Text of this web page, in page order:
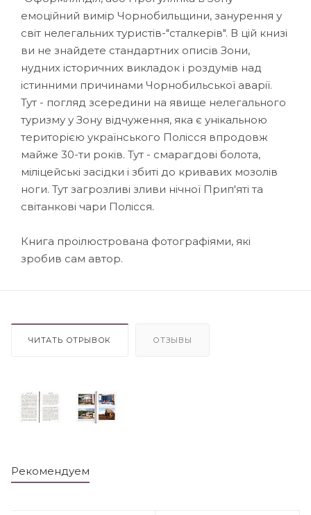
емоційний вимір Чорнобильщини, занурення у
світ нелегальних туристів-"сталкерів". В цій книзі
ви не знайдете стандартних описів Зони,
нудних історичних викладок і роздумів над
істинними причинами Чорнобильської аварії.
Тут - погляд зсередини на явище нелегального
туризму у Зону відчуження, яка є унікальною
територією українського Полісся впродовж
майже 30-ти років. Тут - смарагдові болота,
міліцейські засідки і збиті до кривавих мозолів
ноги. Тут загрозливі зливи нічної Прип'яті та
світанкові чари Полісся.
Книга проілюстрована фотографіями, які
зробив сам автор.
ЧИТАТЬ ОТРЫВОК ОТЗЫВЫ
Рекомендуем